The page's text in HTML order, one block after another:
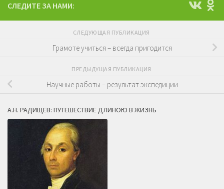
СЛЕДИТЕ ЗА НАМИ:
СЛЕДУЮЩАЯ ПУБЛИКАЦИЯ
Грамоте учиться – всегда пригодится
ПРЕДЫДУЩАЯ ПУБЛИКАЦИЯ
Научные работы – результат экспедиции
А.Н. РАДИЩЕВ: ПУТЕШЕСТВИЕ ДЛИНОЮ В ЖИЗНЬ